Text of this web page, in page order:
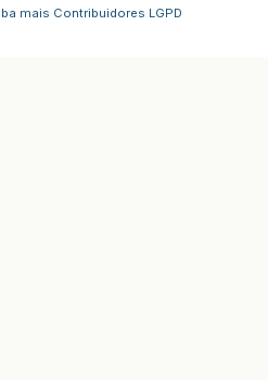
mais Contribuidores LGPD